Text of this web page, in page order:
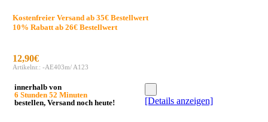
Kostenfreier Versand ab 35€ Bestellwert
10% Rabatt ab 26€ Bestellwert
12,90€
Artikelnr.: -AE403m/ A123
innerhalb von
6 Stunden 52 Minuten
bestellen, Versand noch heute!
[Details anzeigen]